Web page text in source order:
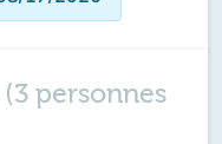
personnes